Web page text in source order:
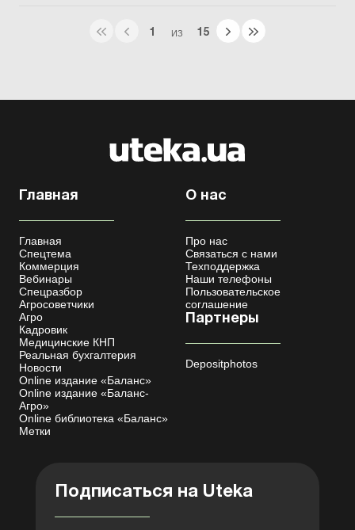
1 ИЗ 15
Главная
Главная
Спецтема
Коммерция
Вебинары
Спецразбор
Агросоветчики
Агро
Кадровик
Медицинские КНП
Реальная бухгалтерия
Новости
Online издание «Баланс»
Online издание «Баланс-
Агро»
Online библиотека «Баланс»
Метки
О нас
Про нас
Связаться с нами
Техподдержка
Наши телефоны
Пользовательское
соглашение
Партнеры
Depositphotos
Подписаться на Uteka